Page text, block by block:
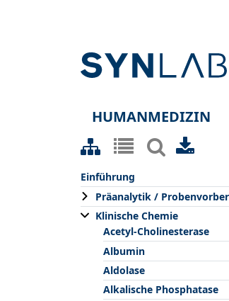
HUMANMEDIZIN
Einführung
Präanalytik /
Klinische Chemie
Acetyl-Cholinesterase
Albumin
Aldolase
Alkalische Phosphatase